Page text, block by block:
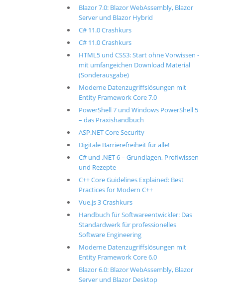
Blazor 7.0: Blazor WebAssembly, Blazor
Server und Blazor Hybrid
C# 11.0 Crashkurs
C# 11.0 Crashkurs
HTML5 und CSS3: Start ohne Vorwissen -
mit umfangeichen Download Material
(Sonderausgabe)
Moderne Datenzugriffslösungen mit
Entity Framework Core 7.0
PowerShell 7 und Windows PowerShell 5
– das Praxishandbuch
ASP.NET Core Security
Digitale Barrierefreiheit für alle!
C# und .NET 6 – Grundlagen, Profiwissen
und Rezepte
C++ Core Guidelines Explained: Best
Practices for Modern C++
Vue.js 3 Crashkurs
Handbuch für Softwareentwickler: Das
Standardwerk für professionelles
Software Engineering
Moderne Datenzugriffslösungen mit
Entity Framework Core 6.0
Blazor 6.0: Blazor WebAssembly, Blazor
Server und Blazor Desktop